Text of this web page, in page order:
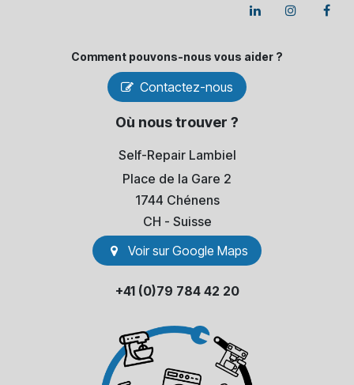
Comment pouvons-​nous vous aider ?
Contactez-nous
Où nous trouver ?
Self-Repair Lambiel
Place de la Gare 2
1744 Chénens
​CH - Suisse
Voir sur Go​​ogle Maps
+41 (0)79 784 42 20